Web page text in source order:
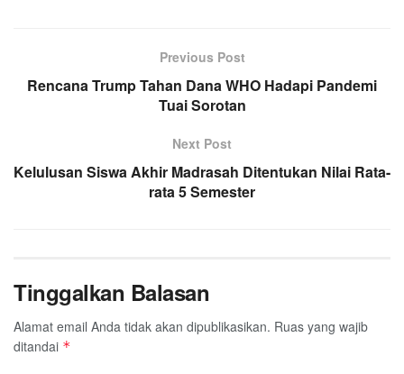
o
r
p
r
a
m
Previous Post
Rencana Trump Tahan Dana WHO Hadapi Pandemi
Tuai Sorotan
Next Post
Kelulusan Siswa Akhir Madrasah Ditentukan Nilai Rata-
rata 5 Semester
Tinggalkan Balasan
Alamat email Anda tidak akan dipublikasikan. Ruas yang wajib
ditandai *